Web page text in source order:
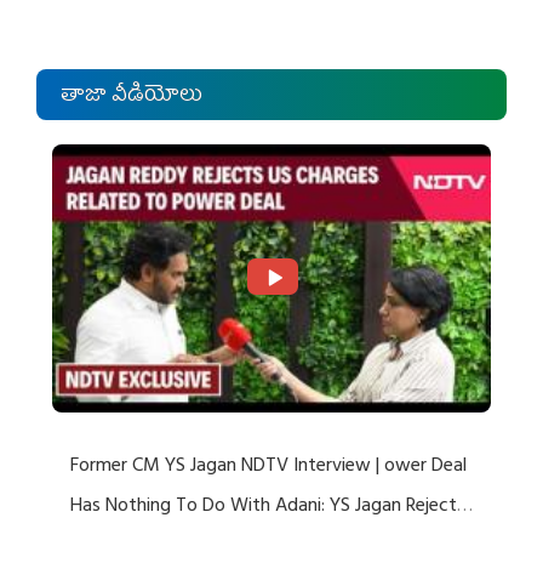
తాజా వీడియోలు
Former CM YS Jagan NDTV Interview | ower Deal
Has Nothing To Do With Adani: YS Jagan Rejects